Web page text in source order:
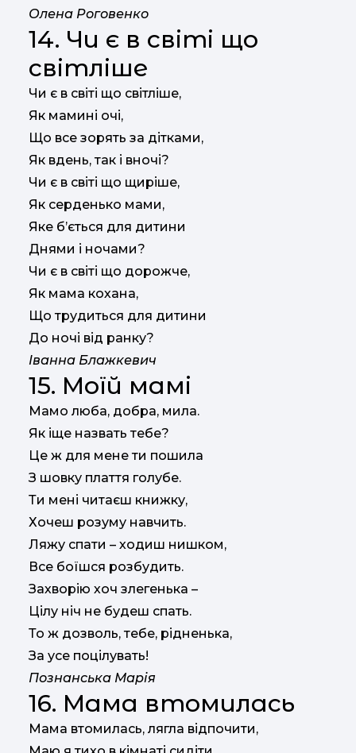
Олена Роговенко
14. Чи є в світі що
світліше
Чи є в світі що світліше,
Як мамині очі,
Що все зорять за дітками,
Як вдень, так і вночі?
Чи є в світі що щиріше,
Як серденько мами,
Яке б’ється для дитини
Днями і ночами?
Чи є в світі що дорожче,
Як мама кохана,
Що трудиться для дитини
До ночі від ранку?
Іванна Блажкевич
15. Моїй мамі
Мамо люба, добра, мила.
Як іще назвать тебе?
Це ж для мене ти пошила
З шовку плаття голубе.
Ти мені читаєш книжку,
Хочеш розуму навчить.
Ляжу спати – ходиш нишком,
Все боїшся розбудить.
Захворію хоч злегенька –
Цілу ніч не будеш спать.
То ж дозволь, тебе, рідненька,
За усе поцілувать!
Познанська Марія
16. Мама втомилась
Мама втомилась, лягла відпочити,